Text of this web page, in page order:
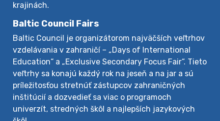
krajinách.
Baltic Council Fairs
Baltic Council je organizátorom najväčších veľtrhov
vzdelávania v zahraničí – „Days of International
Education“ a „Exclusive Secondary Focus Fair“. Tieto
veľtrhy sa konajú každý rok na jeseň a na jar a sú
príležitosťou stretnúť zástupcov zahraničných
inštitúcií a dozvedieť sa viac o programoch
univerzít, stredných škôl a najlepších jazykových